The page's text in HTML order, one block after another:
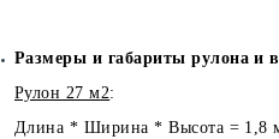
Размеры и габариты рулона и
Рулон 27 м2:
Длина * Ширина * Высота = 1,8